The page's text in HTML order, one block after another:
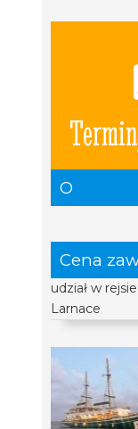
O
Cena
udział w
Larnace